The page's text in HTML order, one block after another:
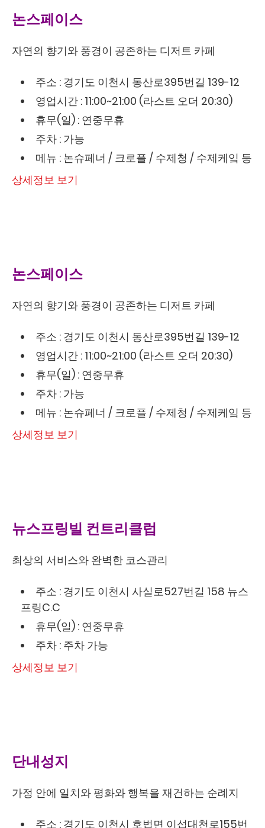
논스페이스
자연의 향기와 풍경이 공존하는 디저트 카페
주소 : 경기도 이천시 동산로395번길 139-12
영업시간 : 11:00~21:00 (라스트 오더 20:30)
휴무(일) : 연중무휴
주차 : 가능
메뉴 : 논슈페너 / 크로플 / 수제청 / 수제케잌 등
상세정보 보기
논스페이스
자연의 향기와 풍경이 공존하는 디저트 카페
주소 : 경기도 이천시 동산로395번길 139-12
영업시간 : 11:00~21:00 (라스트 오더 20:30)
휴무(일) : 연중무휴
주차 : 가능
메뉴 : 논슈페너 / 크로플 / 수제청 / 수제케잌 등
상세정보 보기
뉴스프링빌 컨트리클럽
최상의 서비스와 완벽한 코스관리
주소 : 경기도 이천시 사실로527번길 158 뉴스
프링C.C
휴무(일) : 연중무휴
주차 : 주차 가능
상세정보 보기
단내성지
가정 안에 일치와 평화와 행복을 재건하는 순례지
주소 : 경기도 이천시 호법면 이섭대천로155번